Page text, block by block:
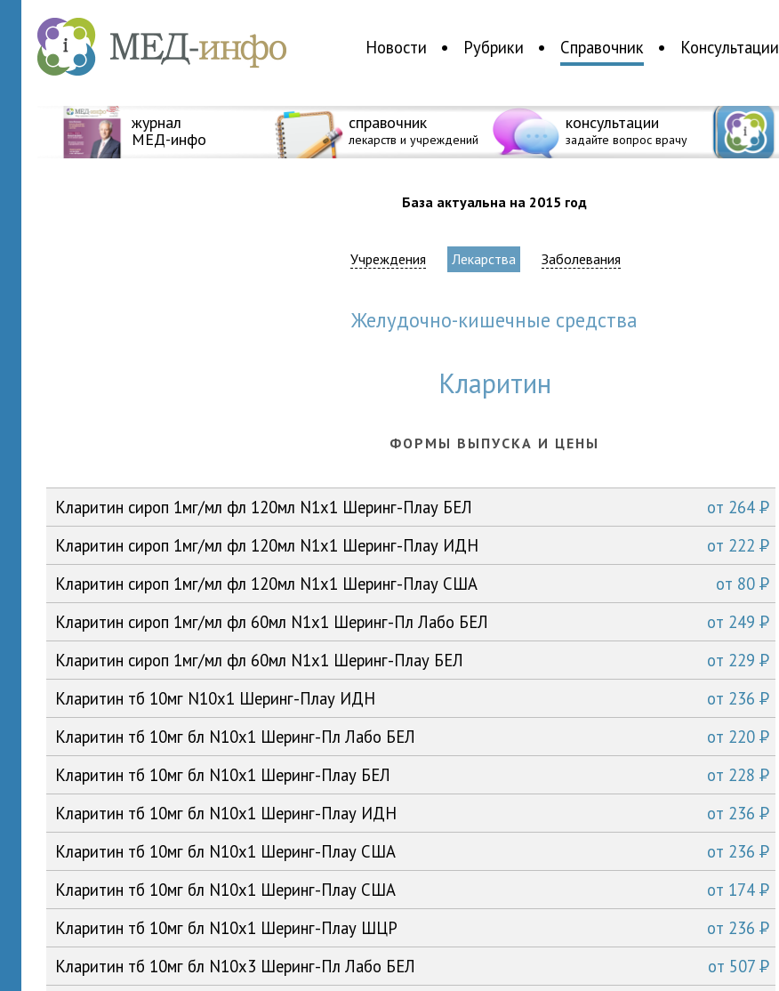
Новости Рубрики Справочник Консультации
журнал
МЕД-инфо
справочник
лекарств и учреждений
консультации
задайте вопрос врачу
База актуальна на 2015 год
Учреждения Лекарства Заболевания
Желудочно-кишечные средства
Кларитин
ФОРМЫ ВЫПУСКА И ЦЕНЫ
от 264 P
Кларитин сироп 1мг/мл фл 120мл N1x1 Шеринг-Плау БЕЛ
от 222 P
Кларитин сироп 1мг/мл фл 120мл N1x1 Шеринг-Плау ИДН
от 80 P
Кларитин сироп 1мг/мл фл 120мл N1x1 Шеринг-Плау США
от 249 P
Кларитин сироп 1мг/мл фл 60мл N1x1 Шеринг-Пл Лабо БЕЛ
от 229 P
Кларитин сироп 1мг/мл фл 60мл N1x1 Шеринг-Плау БЕЛ
от 236 P
Кларитин тб 10мг N10x1 Шеринг-Плау ИДН
от 220 P
Кларитин тб 10мг бл N10x1 Шеринг-Пл Лабо БЕЛ
от 228 P
Кларитин тб 10мг бл N10x1 Шеринг-Плау БЕЛ
от 236 P
Кларитин тб 10мг бл N10x1 Шеринг-Плау ИДН
от 236 P
Кларитин тб 10мг бл N10x1 Шеринг-Плау США
от 174 P
Кларитин тб 10мг бл N10x1 Шеринг-Плау США
от 236 P
Кларитин тб 10мг бл N10x1 Шеринг-Плау ШЦР
от 507 P
Кларитин тб 10мг бл N10x3 Шеринг-Пл Лабо БЕЛ